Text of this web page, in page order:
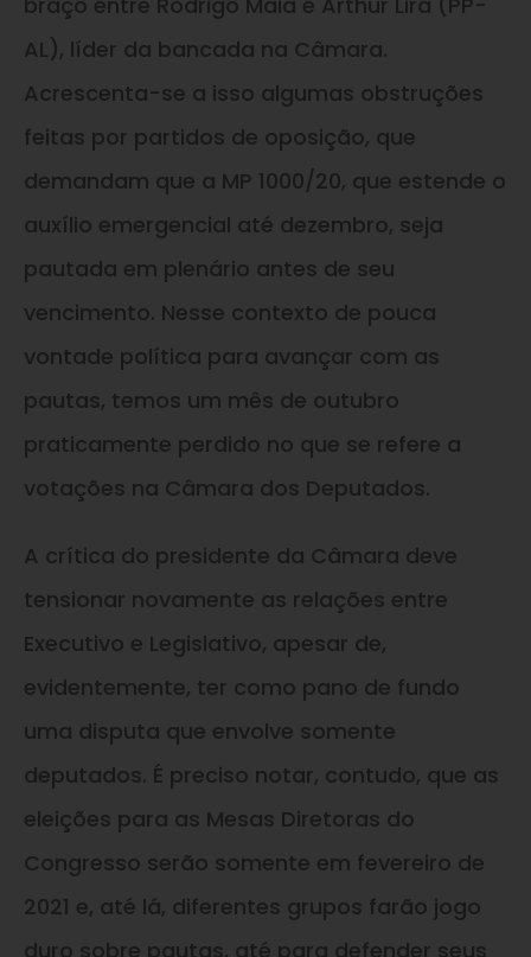
AL), líder da bancada na Câmara.
Acrescenta-se a isso algumas obstruções
feitas por partidos de oposição, que
demandam que a MP 1000/20, que estende o
auxílio emergencial até dezembro, seja
pautada em plenário antes de seu
vencimento. Nesse contexto de pouca
vontade política para avançar com as
pautas, temos um mês de outubro
praticamente perdido no que se refere a
votações na Câmara dos Deputados.
A crítica do presidente da Câmara deve
tensionar novamente as relações entre
Executivo e Legislativo, apesar de,
evidentemente, ter como pano de fundo
uma disputa que envolve somente
deputados. É preciso notar, contudo, que as
eleições para as Mesas Diretoras do
Congresso serão somente em fevereiro de
2021 e, até lá, diferentes grupos farão jogo
duro sobre pautas, até para defender seus